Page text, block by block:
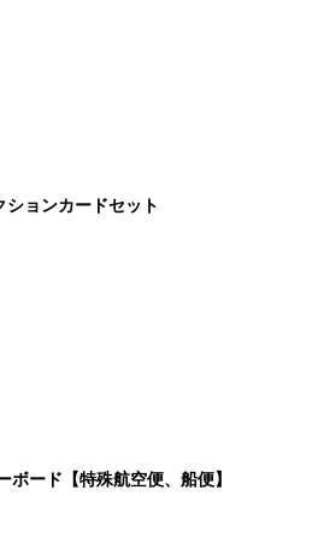
ョンカードセット
ード【特殊航空便、船便】